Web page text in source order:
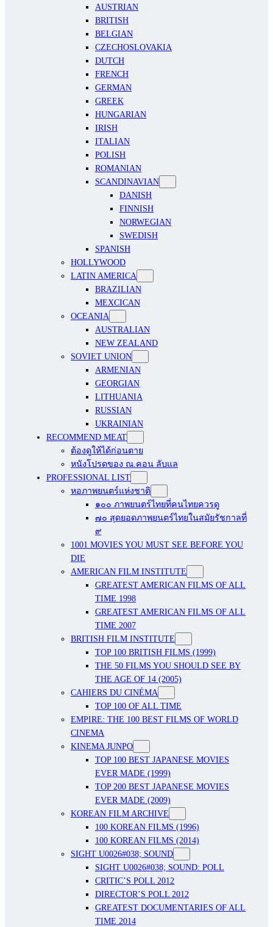
AUSTRIAN
BRITISH
BELGIAN
CZECHOSLOVAKIA
DUTCH
FRENCH
GERMAN
GREEK
HUNGARIAN
IRISH
ITALIAN
POLISH
ROMANIAN
SCANDINAVIAN
DANISH
FINNISH
NORWEGIAN
SWEDISH
SPANISH
HOLLYWOOD
LATIN AMERICA
BRAZILIAN
MEXCICAN
OCEANIA
AUSTRALIAN
NEW ZEALAND
SOVIET UNION
ARMENIAN
GEORGIAN
LITHUANIA
RUSSIAN
UKRAINIAN
RECOMMEND MEAT
ต้องดูให้ได้ก่อนตาย
หนังโปรดของ ณ.คอน ลับแล
PROFESSIONAL LIST
หอภาพยนตร์แห่งชาติ
๑๐๐ ภาพยนตร์ไทยที่คนไทยควรดู
๗๐ สุดยอดภาพยนตร์ไทยในสมัยรัชกาลที่
๙
1001 MOVIES YOU MUST SEE BEFORE YOU
DIE
AMERICAN FILM INSTITUTE
GREATEST AMERICAN FILMS OF ALL
TIME 1998
GREATEST AMERICAN FILMS OF ALL
TIME 2007
BRITISH FILM INSTITUTE
TOP 100 BRITISH FILMS (1999)
THE 50 FILMS YOU SHOULD SEE BY
THE AGE OF 14 (2005)
CAHIERS DU CINÉMA
TOP 100 OF ALL TIME
EMPIRE: THE 100 BEST FILMS OF WORLD
CINEMA
KINEMA JUNPO
TOP 100 BEST JAPANESE MOVIES
EVER MADE (1999)
TOP 200 BEST JAPANESE MOVIES
EVER MADE (2009)
KOREAN FILM ARCHIVE
100 KOREAN FILMS (1996)
100 KOREAN FILMS (2014)
SIGHT U0026#038; SOUND
SIGHT U0026#038; SOUND: POLL
CRITIC’S POLL 2012
DIRECTOR’S POLL 2012
GREATEST DOCUMENTARIES OF ALL
TIME 2014